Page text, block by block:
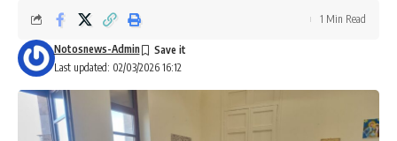
Last updated: 02/03/2026 16:12
Notosnews-Admin
1 Min Read